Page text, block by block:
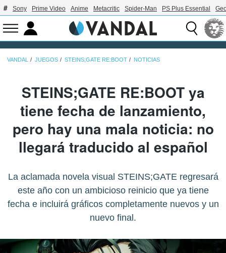
Sony Prime Video Anime Metacritic Spider-Man PS Plus Essential
VANDAL JUEGOS STEINS;GATE RE:BOOT NOTICIAS
STEINS;GATE RE:BOOT ya
tiene fecha de lanzamiento,
pero hay una mala noticia: no
llegará traducido al español
La aclamada novela visual STEINS;GATE regresará
este año con un ambicioso reinicio que ya tiene
fecha e incluirá gráficos completamente nuevos y un
nuevo final.